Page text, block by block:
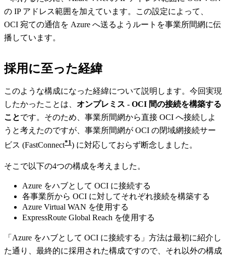
の IP アドレス範囲を加えています。この設定によって、
OCI 宛ての通信を Azure へ送るようルートを事業所間網に伝
播しています。
採用に至った経緯
このような構成になった経緯について説明します。今回実現
したかったことは、 オンプレミス - OCI 間の接続を構築する
ことです。そのため、事業所間網から直接 OCI へ接続しよ
うと考えたのですが、事業所間網が OCI の閉域網接続サー
ビス (FastConnect 1) に対応しておらず断念しました。
そこで以下の4つの構成を考えました。
Azure をハブとして OCI に接続する
各事業所から OCI に対してそれぞれ接続を構築する
Azure Virtual WAN を使用する
ExpressRoute Global Reach を使用する
「Azure をハブとして OCI に接続する」方法は最初に紹介し
た通り、最終的に採用された構成ですので、それ以外の構成